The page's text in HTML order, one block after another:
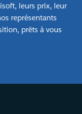
leurs prix, leur
représentants
prêts à vous